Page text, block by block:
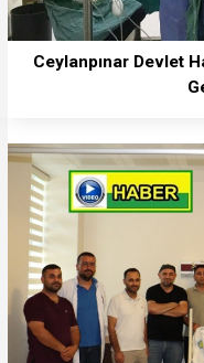
Ceylanpınar Devlet